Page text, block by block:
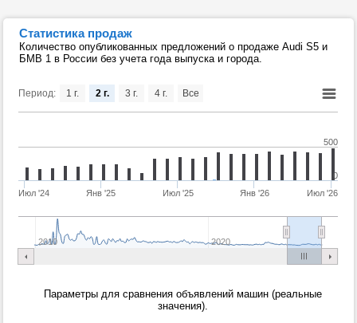
Статистика продаж
Количество опубликованных предложений о продаже Audi S5 и
БМВ 1 в России без учета года выпуска и города.
Период:
Июл '24 Янв '25 Июл '25 Янв '26 Июл '26
2010 2020
0
500
1 г. 2 г. 3 г. 4 г. Все
Параметры для сравнения объявлений машин (реальные
значения).